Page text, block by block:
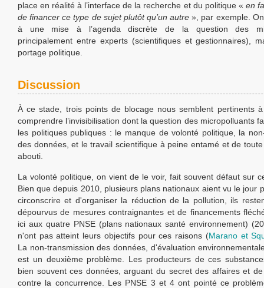
place en réalité à l’interface de la recherche et du politique « en
de financer ce type de sujet plutôt qu’un autre », par exemple.
à une mise à l’agenda discrète de la question des
principalement entre experts (scientifiques et gestionnaires),
portage politique.
Discussion
À ce stade, trois points de blocage nous semblent pertinents
comprendre l’invisibilisation dont la question des micropolluants
les politiques publiques : le manque de volonté politique, la
des données, et le travail scientifique à peine entamé et de
abouti.
La volonté politique, on vient de le voir, fait souvent défaut sur
Bien que depuis 2010, plusieurs plans nationaux aient vu le jour
circonscrire et d'organiser la réduction de la pollution, ils
dépourvus de mesures contraignantes et de financements
ici aux quatre PNSE (plans nationaux santé environnement)
n'ont pas atteint leurs objectifs pour ces raisons (Marano et
La non-transmission des données, d'évaluation
est un deuxième problème. Les producteurs de ces
bien souvent ces données, arguant du secret des affaires et
contre la concurrence. Les PNSE 3 et 4 ont pointé ce